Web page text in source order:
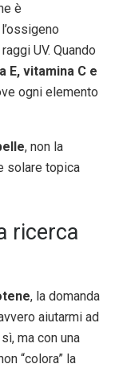
è
UV. Quando
E, vitamina C e
ogni elemento
, non la
solare topica
ricerca
, la domanda
aiutarmi ad
ma con una
“colora” la